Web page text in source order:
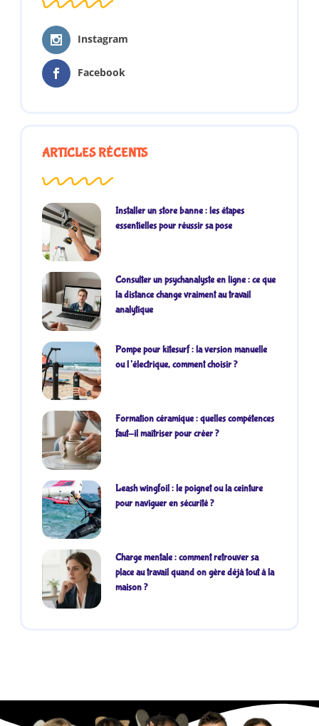
Instagram
Facebook
ARTICLES RÉCENTS
Installer un store banne : les étapes
essentielles pour réussir sa pose
Consulter un psychanalyste en ligne : ce que
la distance change vraiment au travail
analytique
Pompe pour kitesurf : la version manuelle
ou l’électrique, comment choisir ?
Formation céramique : quelles compétences
faut-il maîtriser pour créer ?
Leash wingfoil : le poignet ou la ceinture
pour naviguer en sécurité ?
Charge mentale : comment retrouver sa
place au travail quand on gère déjà tout à la
maison ?